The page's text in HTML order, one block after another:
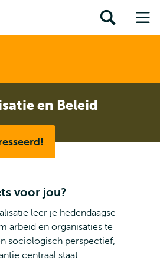
inhoud
Direct naar
subnavigatieToon
zoekveld
en Beleid
voor jou?
leer je hedendaagse
arbeid en organisaties te
sociologisch perspectief,
centraal staat.